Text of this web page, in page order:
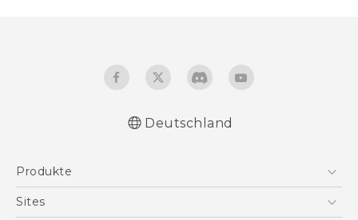
English - User manual
Deutschland
Produkte
Smartphones
Sites